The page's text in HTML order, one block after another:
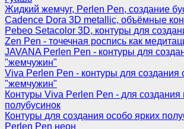
Жидкий жемчуг, Perlen Pen, создание
Cadence Dora 3D metallic, объёмные
Pebeo Setacolor 3D, контуры для
Zen Pen - точечная роспись как
JAVANA Perlen Pen - контуры для
"жемчужин"
Viva Perlen Pen - контуры для
"жемчужин"
Контуры Viva Perlen Pen - для создания
полубусинок
Контуры для создания особо ярких
Perlen Pen неон